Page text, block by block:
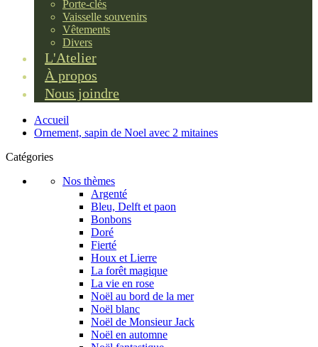
Porte-clés
Vaisselle souvenirs
Vêtements
Divers
L'Atelier
À propos
Nous joindre
Accueil
Ornement, sapin de Noel avec 2 mitaines
Catégories
Nos thèmes
Argenté
Bleu, Delft et paon
Bonbons
Doré
Fierté
Houx et Lierre
La forêt magique
La vie en rose
Noël au bord de la mer
Noël blanc
Noël de Monsieur Jack
Noël en automne